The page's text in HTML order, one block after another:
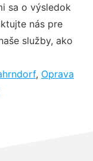
sa o výsledok
nás pre
služby, ako
, Oprava